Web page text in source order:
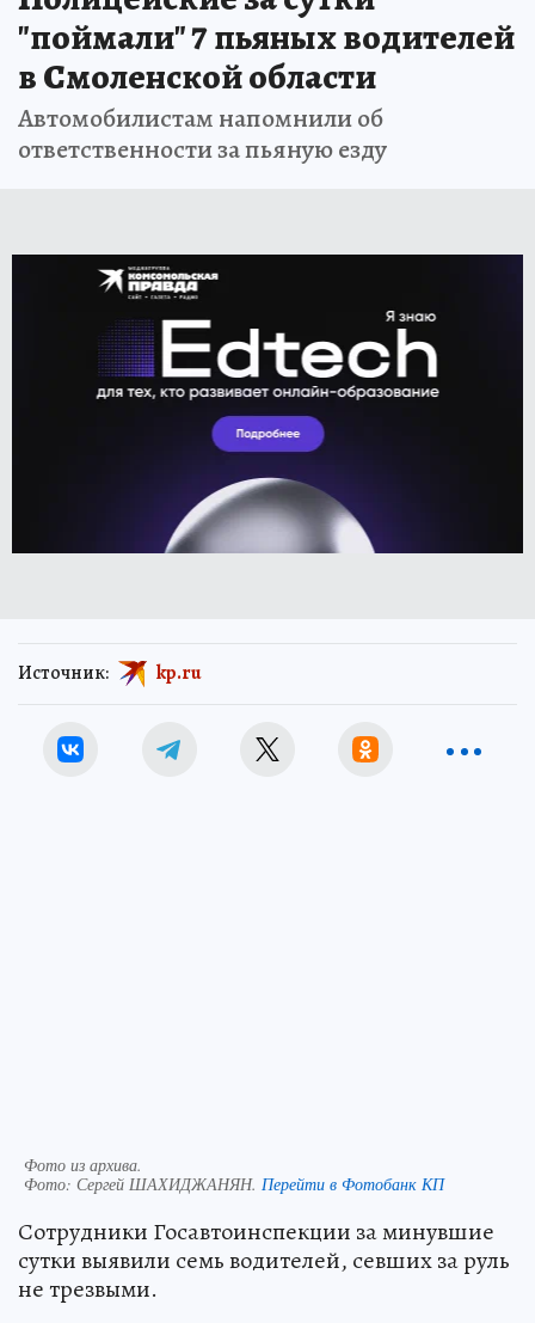
"поймали" 7 пьяных водителей
в Смоленской области
Автомобилистам напомнили об
ответственности за пьяную езду
Источник: kp.ru
Фото из архива.
Фото: Сергей ШАХИДЖАНЯН. Перейти в Фотобанк КП
Сотрудники Госавтоинспекции за минувшие
сутки выявили семь водителей, севших за руль
не трезвыми.